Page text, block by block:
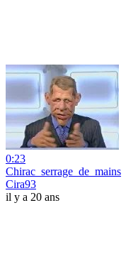
0:23
Chirac_serrage_de_mains
Cira93
il y a 20 ans